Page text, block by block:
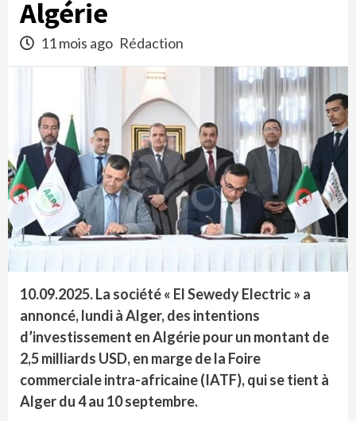
Algérie
11 mois ago Rédaction
10.09.2025.La société « El Sewedy Electric » a
annoncé, lundi à Alger, des intentions
d’investissement en Algérie pour un montant de
2,5 milliards USD, en marge de la Foire
commerciale intra-africaine (IATF), qui se tient à
Alger du 4 au 10 septembre.